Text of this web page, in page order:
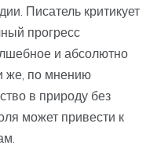
Писатель критикует
прогресс
и абсолютно
же, по мнению
в природу без
может привести к